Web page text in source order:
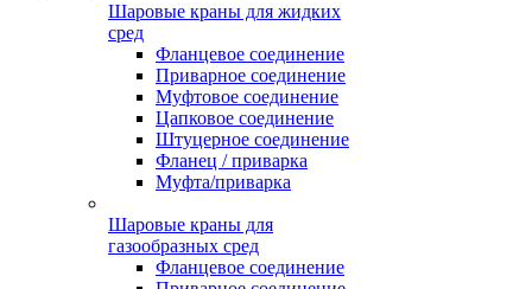
Шаровые краны для жидких
сред
Фланцевое соединение
Приварное соединение
Муфтовое соединение
Цапковое соединение
Штуцерное соединение
Фланец / приварка
Муфта/приварка
Шаровые краны для
газообразных сред
Фланцевое соединение